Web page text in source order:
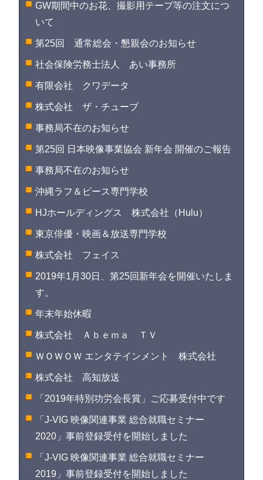
GW期間中のお花、撮影用テープ等の注文につ
いて
第25回 通常総会・懇親会のお知らせ
社会保険労務士法人 あい事務所
有限会社 クワデータ
株式会社 ザ・チューブ
事務局不在のお知らせ
第25回 日本映像事業協会 新年会 開催のご報告
事務局不在のお知らせ
沖縄ラフ＆ピース専門学校
HJホールディングス 株式会社（Hulu）
東京俳優・映画＆放送専門学校
株式会社 フェイス
2019年1月30日、第25回新年会を開催いたしま
す。
年末年始休暇
株式会社 Ａｂｅｍａ ＴＶ
ＷＯＷＯＷ エンタテインメント 株式会社
株式会社 高知放送
「2019年特別功労会長賞」ご応募受付中です
「J-VIG 映像関連事業 総合就職セミナー
2020」事前登録受付を開始しました
「J-VIG 映像関連事業 総合就職セミナー
2019」事前登録受付を開始しました